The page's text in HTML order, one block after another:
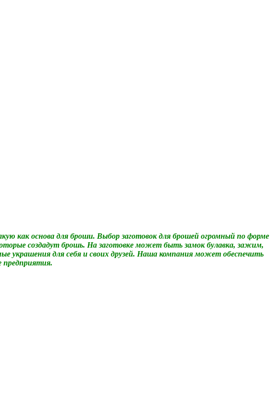
как основа для броши. Выбор заготовок для брошей огромный по форме
создадут брошь. На заготовке может быть замок булавка, зажим,
украшения для себя и своих друзей. Наша компания может обеспечить
предприятия.